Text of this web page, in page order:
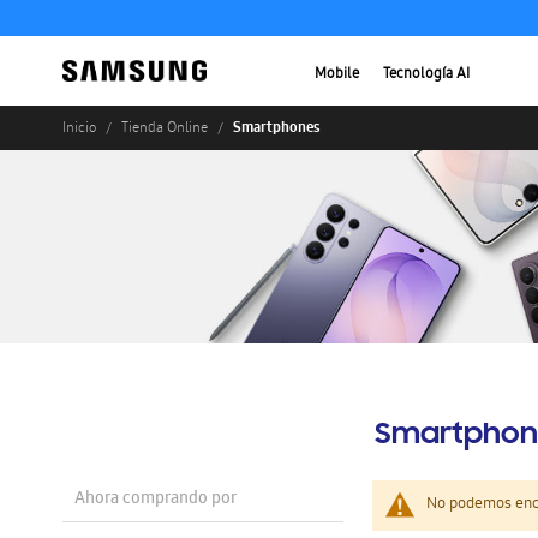
Mobile Tecnología AI
Inicio Tienda Online Smartphones
No podemos
Ahora comprando por